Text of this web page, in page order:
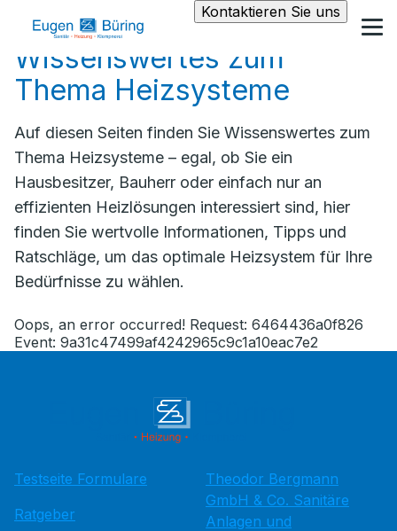
Kontaktieren Sie uns
Wissenswertes zum
Thema Heizsysteme
Auf diesen Seiten finden Sie Wissenswertes zum
Thema Heizsysteme – egal, ob Sie ein
Hausbesitzer, Bauherr oder einfach nur an
effizienten Heizlösungen interessiert sind, hier
finden Sie wertvolle Informationen, Tipps und
Ratschläge, um das optimale Heizsystem für Ihre
Bedürfnisse zu wählen.
Oops, an error occurred! Request: 6464436a0f826
Event: 9a31c47499af4242965c9c1a10eac7e2
Testseite Formulare
Ratgeber
Theodor Bergmann
GmbH & Co. Sanitäre
Anlagen und